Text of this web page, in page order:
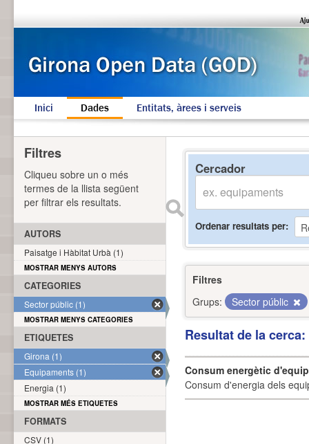
Inici Dades Entitats, àrees i serveis
Cercador
Ordenar resultats per
Filtres
Grups:
Sector públic
Resultat de la
Consum energètic
Consum d'energia dels
Filtres
Cliqueu sobre un o més
termes de la llista següent
per filtrar els resultats.
AUTORS
Paisatge i Hàbitat Urbà (1)
MOSTRAR MENYS AUTORS
CATEGORIES
Sector públic (1)
MOSTRAR MENYS CATEGORIES
ETIQUETES
Girona (1)
Equipaments (1)
Energia (1)
MOSTRAR MÉS ETIQUETES
FORMATS
CSV (1)